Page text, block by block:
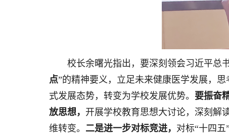
校长余曙光指出，要深刻领会习近平总
点”的精神要义，立足未来健康医学发展，
式发展态势，转变为学校发展优势。 要振奋
放思想， 开展学校教育思想大讨论，深刻解
维转变。 二是进一步对标竞进， 对标“十四